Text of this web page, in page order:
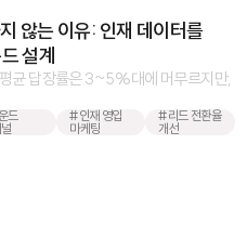
않는 이유: 인재 데이터를
설계
균 답장률은 3~5%대에 머무르지만,
드
#인재 영입
마케팅
#리드 전환율
개선